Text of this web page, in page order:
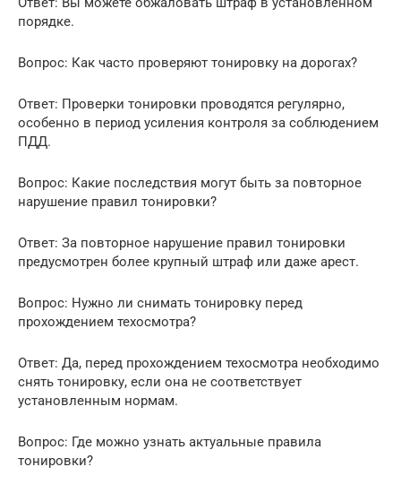
порядке.
Вопрос: Как часто проверяют тонировку на дорогах?
Ответ: Проверки тонировки проводятся регулярно,
особенно в период усиления контроля за соблюдением
ПДД.
Вопрос: Какие последствия могут быть за повторное
нарушение правил тонировки?
Ответ: За повторное нарушение правил тонировки
предусмотрен более крупный штраф или даже арест.
Вопрос: Нужно ли снимать тонировку перед
прохождением техосмотра?
Ответ: Да, перед прохождением техосмотра необходимо
снять тонировку, если она не соответствует
установленным нормам.
Вопрос: Где можно узнать актуальные правила
тонировки?